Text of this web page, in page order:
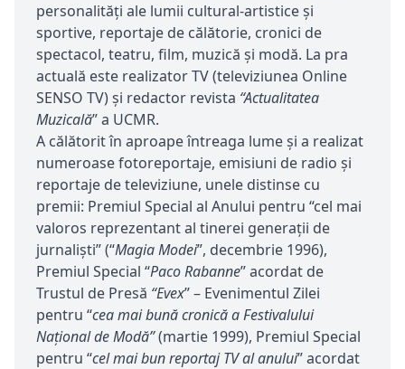
personalităţi ale lumii cultural-artistice și
sportive, reportaje de călătorie, cronici de
spectacol, teatru, film, muzică şi modă. La pra
actuală este realizator TV (televiziunea Online
SENSO TV) şi redactor revista “Actualitatea
Muzicală” a UCMR.
A călătorit în aproape întreaga lume şi a realizat
numeroase fotoreportaje, emisiuni de radio şi
reportaje de televiziune, unele distinse cu
premii: Premiul Special al Anului pentru “cel mai
valoros reprezentant al tinerei generaţii de
jurnalişti” (“Magia Modei”, decembrie 1996),
Premiul Special “Paco Rabanne” acordat de
Trustul de Presă “Evex” – Evenimentul Zilei
pentru “cea mai bună cronică a Festivalului
Naţional de Modă”(martie 1999), Premiul Special
pentru “cel mai bun reportaj TV al anului” acordat